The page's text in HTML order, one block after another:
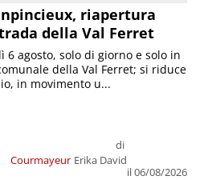
riapertura
della Val Ferret
Courmayeur
di
Erika David
il 06/08/2026
6 agosto, solo di giorno e solo in
della Val Ferret; si riduce
in movimento u...